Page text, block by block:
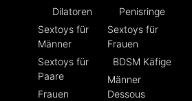
Dilatoren
Sextoys für
Männer
Sextoys für
Paare
Frauen
Penisringe
Sextoys für
Frauen
BDSM Käfige
Männer
Dessous